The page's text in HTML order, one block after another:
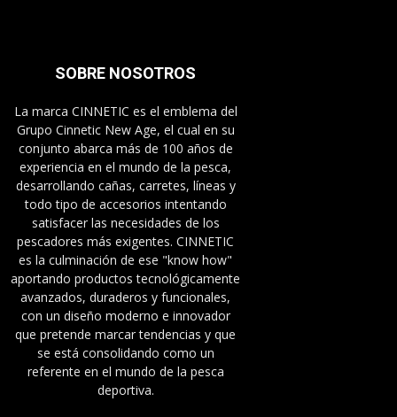
SOBRE NOSOTROS
La marca CINNETIC es el emblema del
Grupo Cinnetic New Age, el cual en su
conjunto abarca más de 100 años de
experiencia en el mundo de la pesca,
desarrollando cañas, carretes, líneas y
todo tipo de accesorios intentando
satisfacer las necesidades de los
pescadores más exigentes. CINNETIC
es la culminación de ese "know how"
aportando productos tecnológicamente
avanzados, duraderos y funcionales,
con un diseño moderno e innovador
que pretende marcar tendencias y que
se está consolidando como un
referente en el mundo de la pesca
deportiva.